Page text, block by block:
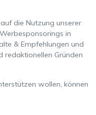
die Nutzung unserer
in
& Empfehlungen und
redaktionellen Gründen
wollen, können